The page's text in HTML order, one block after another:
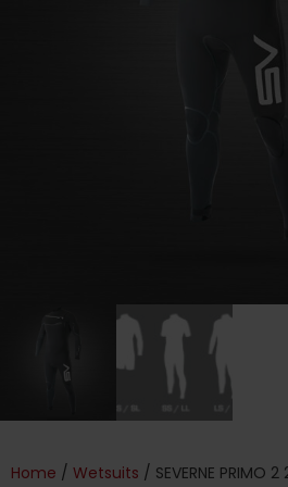
Home / Wetsuits / SEVERNE PRIMO